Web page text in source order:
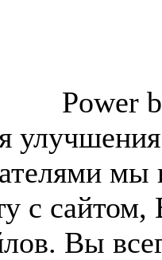
Power
улучшения
с
Вы